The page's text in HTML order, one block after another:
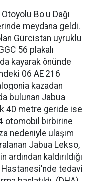
Bolu Dağı
meydana geldi.
Gürcistan uyruklu
56 plakalı
kayarak önünde
06 AE 216
kazadan
bulunan Jabua
40 metre geride ise
otomobil birbirine
nedeniyle ulaşım
Jabua Lekso,
kaldırıldığı
Hastanesi'nde tedavi